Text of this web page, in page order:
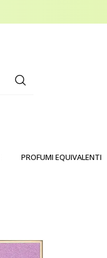
PROFUMI EQUIVALENTI